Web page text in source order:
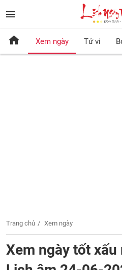
Xem ngày Tử vi
Trang chủ Xem ngày
Xem ngày tốt